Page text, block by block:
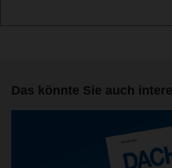
Das könnte Sie auch